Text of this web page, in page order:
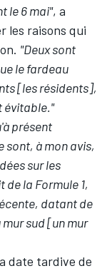
le 6 mai", a
les raisons qui
"Deux sont
le fardeau
[les résidents],
évitable."
présent
à mon avis,
sur les
la Formule 1,
datant de
sud [un mur
date tardive de